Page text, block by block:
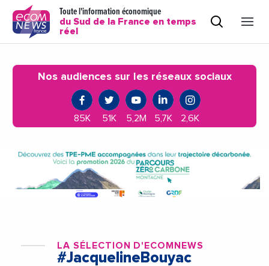
Toute l'information économique
du Sud de la France en temps
réel
Nos audiences sur les réseaux sociaux
85K 51K 5,2M 5,7K 2,6K
LA SÉLECTION D'ECOMNEWS
#JacquelineBouyac